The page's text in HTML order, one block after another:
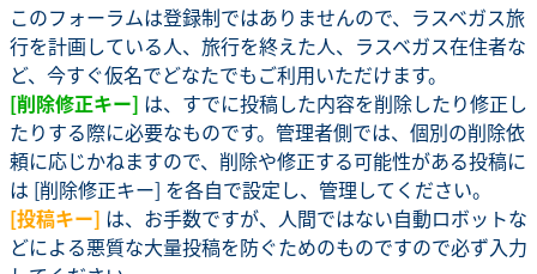
このフォーラムは登録制ではありませんので、ラスベガス旅
行を計画している人、旅行を終えた人、ラスベガス在住者な
ど、今すぐ仮名でどなたでもご利用いただけます。
[削除修正キー] は、すでに投稿した内容を削除したり修正し
たりする際に必要なものです。管理者側では、個別の削除依
頼に応じかねますので、削除や修正する可能性がある投稿に
は [削除修正キー] を各自で設定し、管理してください。
[投稿キー] は、お手数ですが、人間ではない自動ロボットな
どによる悪質な大量投稿を防ぐためのものですので必ず入力